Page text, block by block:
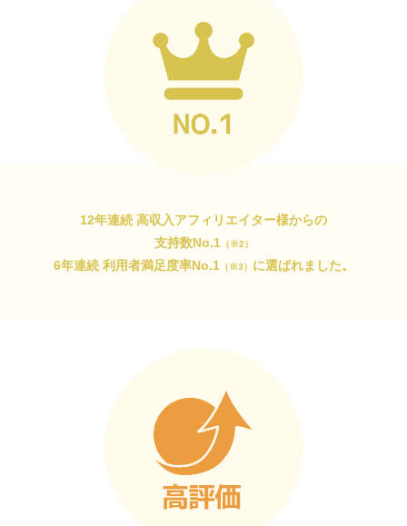
12年連続 高収入アフィリエイター様からの
支持数No.1（※2）
6年連続 利用者満足度率No.1（※3） に選ばれました。